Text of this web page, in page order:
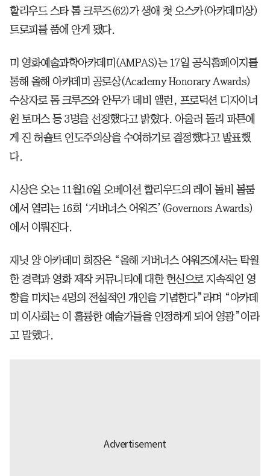
할리우드 스타 톰 크루즈(62)가 생애 첫 오스카(아카데미상)
트로피를 품에 안게 됐다.
미 영화예술과학아카데미(AMPAS)는 17일 공식홈페이지를
통해 올해 아카데미 공로상(Academy Honorary Awards)
수상자로 톰 크루즈와 안무가 데비 앨런, 프로덕션 디자이너
윈 토머스 등 3명을 선정했다고 밝혔다. 아울러 돌리 파튼에
게 진 허숄트 인도주의상을 수여하기로 결정했다고 발표했
다.
시상은 오는 11월16일 오베이션 할리우드의 레이 돌비 볼룸
에서 열리는 16회 ‘거버너스 어워즈’(Governors Awards)
에서 이뤄진다.
재닛 양 아카데미 회장은 “올해 거버너스 어워즈에서는 탁월
한 경력과 영화 제작 커뮤니티에 대한 헌신으로 지속적인 영
향을 미치는 4명의 전설적인 개인을 기념한다”라며 “아카데
미 이사회는 이 훌륭한 예술가들을 인정하게 되어 영광”이라
고 말했다.